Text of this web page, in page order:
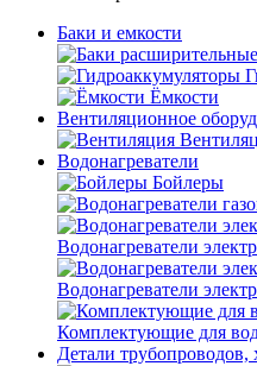
Баки и емкости
Ёмкости
Вентиляционное
Водонагреватели
Бойлеры
Водонагреватели
Водонагреватели
Комплектующие для
Детали